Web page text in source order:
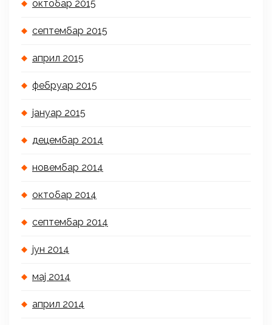
октобар 2015
септембар 2015
април 2015
фебруар 2015
јануар 2015
децембар 2014
новембар 2014
октобар 2014
септембар 2014
јун 2014
мај 2014
април 2014